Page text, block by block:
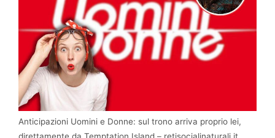
Anticipazioni Uomini e Donne: sul trono arriva proprio lei,